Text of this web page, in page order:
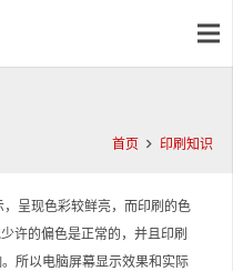
首页 印刷知识
呈现色彩较鲜亮，而印刷的色
许的偏色是正常的，并且印刷
所以电脑屏幕显示效果和实际